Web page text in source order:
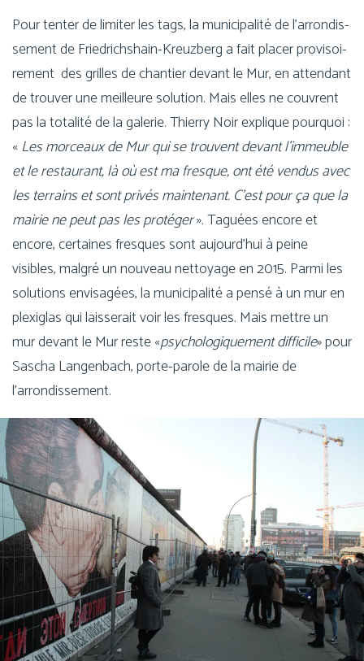
Pour ten­ter de limi­ter les tags, la muni­ci­pa­li­té de l’ar­ron­dis­
se­ment de Friedrichshain-Kreuzberg a fait pla­cer pro­vi­soi­
re­ment des grilles de chan­tier devant le Mur, en atten­dant
de trou­ver une meilleure solu­tion. Mais elles ne couvrent
pas la tota­li­té de la gale­rie. Thierry Noir explique pour­quoi :
«Les mor­ceaux de Mur qui se trouvent devant l’im­meuble
et le res­tau­rant, là où est ma fresque, ont été ven­dus avec
les ter­rains et sont pri­vés main­te­nant. C’est pour ça que la
mai­rie ne peut pas les pro­té­ger». Taguées encore et
encore, cer­taines fresques sont aujourd’­hui à peine
visibles, mal­gré un nou­veau net­toyage en 2015. Parmi les
solu­tions envi­sa­gées, la muni­ci­pa­li­té a pen­sé à un mur en
plexi­glas qui lais­se­rait voir les fresques. Mais mettre un
mur devant le Mur reste «psy­cho­lo­gi­que­ment dif­fi­cile» pour
Sascha Langenbach, porte-parole de la mai­rie de
l’arrondissement.